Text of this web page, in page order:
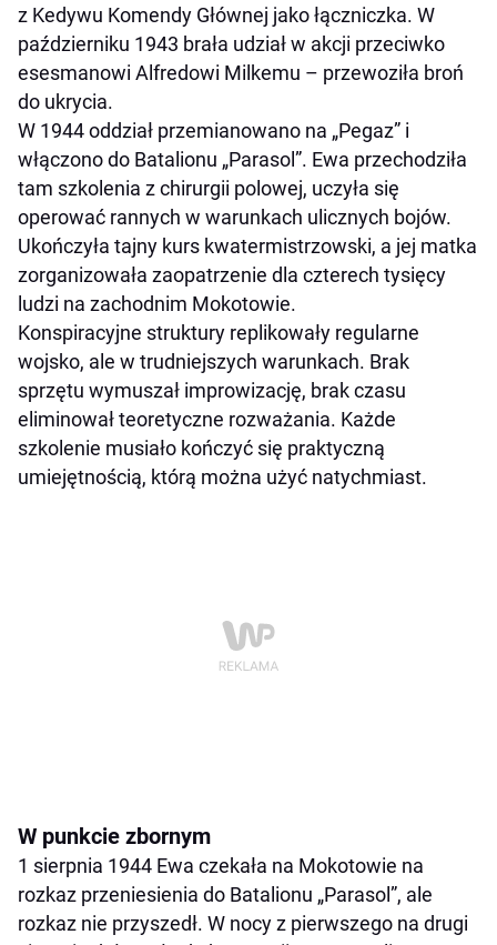
z Kedywu Komendy Głównej jako łączniczka. W
październiku 1943 brała udział w akcji przeciwko
esesmanowi Alfredowi Milkemu – przewoziła broń
do ukrycia.
W 1944 oddział przemianowano na „Pegaz” i
włączono do Batalionu „Parasol”. Ewa przechodziła
tam szkolenia z chirurgii polowej, uczyła się
operować rannych w warunkach ulicznych bojów.
Ukończyła tajny kurs kwatermistrzowski, a jej matka
zorganizowała zaopatrzenie dla czterech tysięcy
ludzi na zachodnim Mokotowie.
Konspiracyjne struktury replikowały regularne
wojsko, ale w trudniejszych warunkach. Brak
sprzętu wymuszał improwizację, brak czasu
eliminował teoretyczne rozważania. Każde
szkolenie musiało kończyć się praktyczną
umiejętnością, którą można użyć natychmiast.
W punkcie zbornym
1 sierpnia 1944 Ewa czekała na Mokotowie na
rozkaz przeniesienia do Batalionu „Parasol”, ale
rozkaz nie przyszedł. W nocy z pierwszego na drugi